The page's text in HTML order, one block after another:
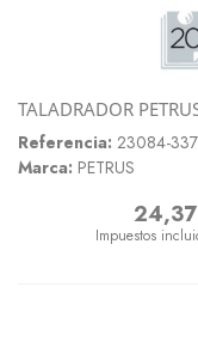
TALADRADOR
Referencia: 23084-
Marca: PETRUS
Precio
Impuestos